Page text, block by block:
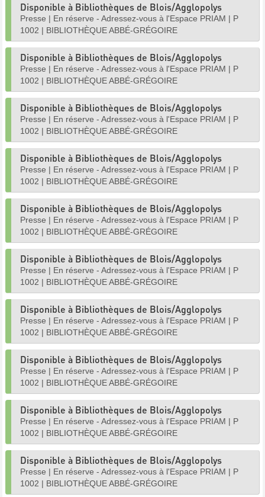
Disponible à Bibliothèques de Blois/Agglopolys
Presse | En réserve - Adressez-vous à l'Espace PRIAM | P
1002 | BIBLIOTHÈQUE ABBÉ-GRÉGOIRE
Disponible à Bibliothèques de Blois/Agglopolys
Presse | En réserve - Adressez-vous à l'Espace PRIAM | P
1002 | BIBLIOTHÈQUE ABBÉ-GRÉGOIRE
Disponible à Bibliothèques de Blois/Agglopolys
Presse | En réserve - Adressez-vous à l'Espace PRIAM | P
1002 | BIBLIOTHÈQUE ABBÉ-GRÉGOIRE
Disponible à Bibliothèques de Blois/Agglopolys
Presse | En réserve - Adressez-vous à l'Espace PRIAM | P
1002 | BIBLIOTHÈQUE ABBÉ-GRÉGOIRE
Disponible à Bibliothèques de Blois/Agglopolys
Presse | En réserve - Adressez-vous à l'Espace PRIAM | P
1002 | BIBLIOTHÈQUE ABBÉ-GRÉGOIRE
Disponible à Bibliothèques de Blois/Agglopolys
Presse | En réserve - Adressez-vous à l'Espace PRIAM | P
1002 | BIBLIOTHÈQUE ABBÉ-GRÉGOIRE
Disponible à Bibliothèques de Blois/Agglopolys
Presse | En réserve - Adressez-vous à l'Espace PRIAM | P
1002 | BIBLIOTHÈQUE ABBÉ-GRÉGOIRE
Disponible à Bibliothèques de Blois/Agglopolys
Presse | En réserve - Adressez-vous à l'Espace PRIAM | P
1002 | BIBLIOTHÈQUE ABBÉ-GRÉGOIRE
Disponible à Bibliothèques de Blois/Agglopolys
Presse | En réserve - Adressez-vous à l'Espace PRIAM | P
1002 | BIBLIOTHÈQUE ABBÉ-GRÉGOIRE
Disponible à Bibliothèques de Blois/Agglopolys
Presse | En réserve - Adressez-vous à l'Espace PRIAM | P
1002 | BIBLIOTHÈQUE ABBÉ-GRÉGOIRE